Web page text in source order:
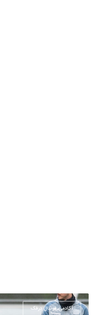
آکادمی فوتبال درفک